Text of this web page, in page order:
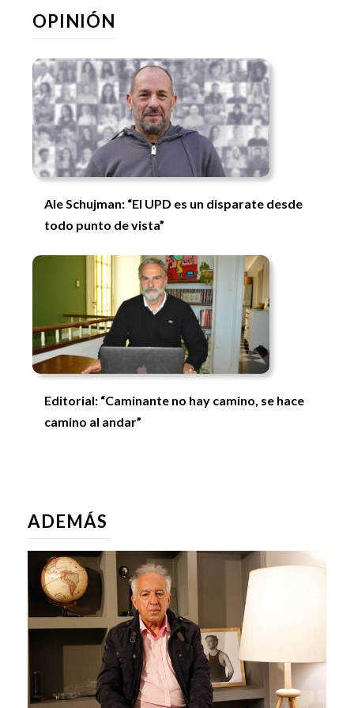
OPINIÓN
Ale Schujman: “El UPD es un disparate desde
todo punto de vista”
Editorial: “Caminante no hay camino, se hace
camino al andar”
ADEMÁS